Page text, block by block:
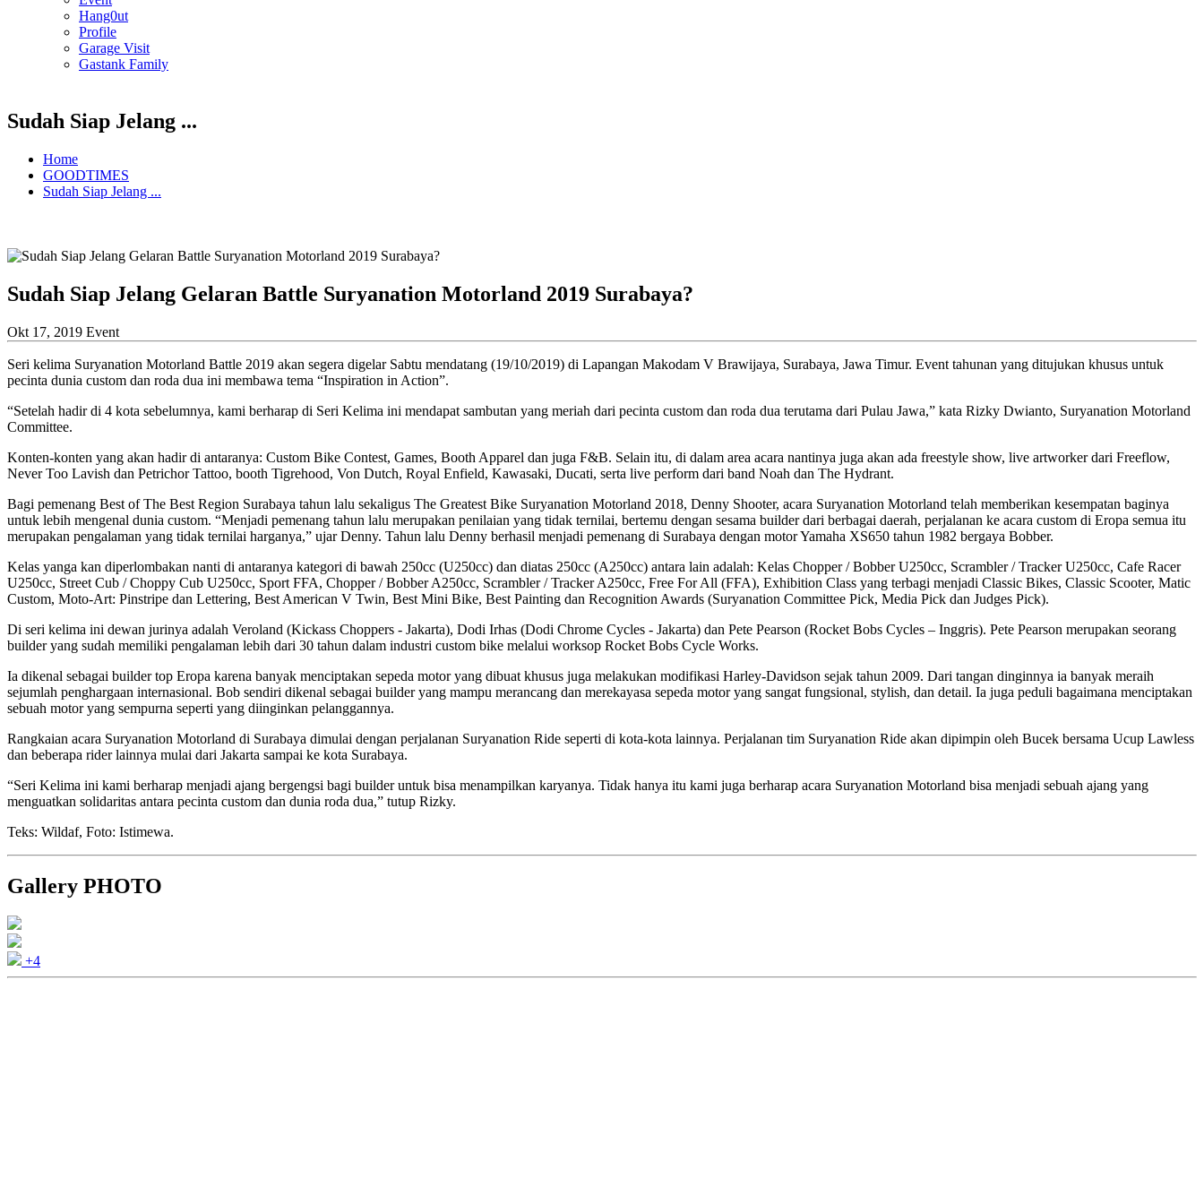
Hang0ut
Profile
Garage Visit
Gastank Family
Sudah Siap Jelang ...
Home
GOODTIMES
Sudah Siap Jelang ...
Sudah Siap Jelang Gelaran Battle Suryanation Motorland 2019 Surabaya?
Okt 17, 2019 Event
Seri kelima Suryanation Motorland Battle 2019 akan segera digelar Sabtu mendatang (19/10/2019) di Lapangan Makodam V Brawijaya, Surabaya, Jawa Timur. Event tahunan yang ditujukan khusus untuk
pecinta dunia custom dan roda dua ini membawa tema “Inspiration in Action”.
“Setelah hadir di 4 kota sebelumnya, kami berharap di Seri Kelima ini mendapat sambutan yang meriah dari pecinta custom dan roda dua terutama dari Pulau Jawa,” kata Rizky Dwianto, Suryanation Motorland
Committee.
Konten-konten yang akan hadir di antaranya: Custom Bike Contest, Games, Booth Apparel dan juga F&B. Selain itu, di dalam area acara nantinya juga akan ada freestyle show, live artworker dari Freeflow,
Never Too Lavish dan Petrichor Tattoo, booth Tigrehood, Von Dutch, Royal Enfield, Kawasaki, Ducati, serta live perform dari band Noah dan The Hydrant.
Bagi pemenang Best of The Best Region Surabaya tahun lalu sekaligus The Greatest Bike Suryanation Motorland 2018, Denny Shooter, acara Suryanation Motorland telah memberikan kesempatan baginya
untuk lebih mengenal dunia custom. “Menjadi pemenang tahun lalu merupakan penilaian yang tidak ternilai, bertemu dengan sesama builder dari berbagai daerah, perjalanan ke acara custom di Eropa semua itu
merupakan pengalaman yang tidak ternilai harganya,” ujar Denny. Tahun lalu Denny berhasil menjadi pemenang di Surabaya dengan motor Yamaha XS650 tahun 1982 bergaya Bobber.
Kelas yanga kan diperlombakan nanti di antaranya kategori di bawah 250cc (U250cc) dan diatas 250cc (A250cc) antara lain adalah: Kelas Chopper / Bobber U250cc, Scrambler / Tracker U250cc, Cafe Racer
U250cc, Street Cub / Choppy Cub U250cc, Sport FFA, Chopper / Bobber A250cc, Scrambler / Tracker A250cc, Free For All (FFA), Exhibition Class yang terbagi menjadi Classic Bikes, Classic Scooter, Matic
Custom, Moto-Art: Pinstripe dan Lettering, Best American V Twin, Best Mini Bike, Best Painting dan Recognition Awards (Suryanation Committee Pick, Media Pick dan Judges Pick).
Di seri kelima ini dewan jurinya adalah Veroland (Kickass Choppers - Jakarta), Dodi Irhas (Dodi Chrome Cycles - Jakarta) dan Pete Pearson (Rocket Bobs Cycles – Inggris). Pete Pearson merupakan seorang
builder yang sudah memiliki pengalaman lebih dari 30 tahun dalam industri custom bike melalui worksop Rocket Bobs Cycle Works.
Ia dikenal sebagai builder top Eropa karena banyak menciptakan sepeda motor yang dibuat khusus juga melakukan modifikasi Harley-Davidson sejak tahun 2009. Dari tangan dinginnya ia banyak meraih
sejumlah penghargaan internasional. Bob sendiri dikenal sebagai builder yang mampu merancang dan merekayasa sepeda motor yang sangat fungsional, stylish, dan detail. Ia juga peduli bagaimana menciptakan
sebuah motor yang sempurna seperti yang diinginkan pelanggannya.
Rangkaian acara Suryanation Motorland di Surabaya dimulai dengan perjalanan Suryanation Ride seperti di kota-kota lainnya. Perjalanan tim Suryanation Ride akan dipimpin oleh Bucek bersama Ucup Lawless
dan beberapa rider lainnya mulai dari Jakarta sampai ke kota Surabaya.
“Seri Kelima ini kami berharap menjadi ajang bergengsi bagi builder untuk bisa menampilkan karyanya. Tidak hanya itu kami juga berharap acara Suryanation Motorland bisa menjadi sebuah ajang yang
menguatkan solidaritas antara pecinta custom dan dunia roda dua,” tutup Rizky.
Teks: Wildaf, Foto: Istimewa.
Gallery PHOTO
+4